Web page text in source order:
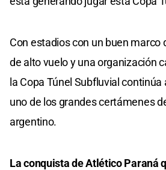
Con estadios con un buen marco
de alto vuelo y una organización
la Copa Túnel Subfluvial
uno de los grandes certámenes
argentino.
La conquista de Atlético Paraná